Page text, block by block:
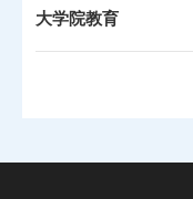
大学院教育